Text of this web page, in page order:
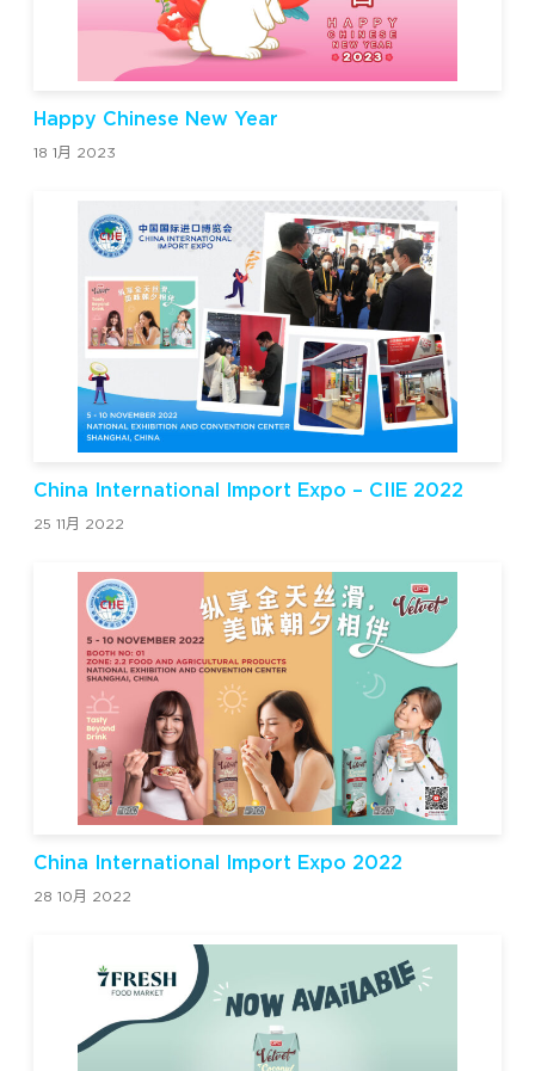
Happy Chinese New Year
18 1月 2023
China International Import Expo – CIIE 2022
25 11月 2022
China International Import Expo 2022
28 10月 2022